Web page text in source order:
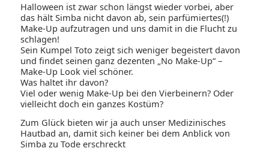
Halloween ist zwar schon längst wieder vorbei, aber
das hält Simba nicht davon ab, sein parfümiertes(!)
Make-Up aufzutragen und uns damit in die Flucht zu
schlagen!
Sein Kumpel Toto zeigt sich weniger begeistert davon
und findet seinen ganz dezenten „No Make-Up“ –
Make-Up Look viel schöner.
Was haltet ihr davon?
Viel oder wenig Make-Up bei den Vierbeinern? Oder
vielleicht doch ein ganzes Kostüm?
Zum Glück bieten wir ja auch unser Medizinisches
Hautbad an, damit sich keiner bei dem Anblick von
Simba zu Tode erschreckt